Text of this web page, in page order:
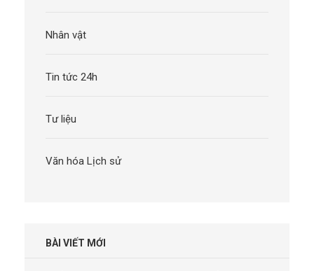
Nhân vật
Tin tức 24h
Tư liệu
Văn hóa Lịch sử
BÀI VIẾT MỚI